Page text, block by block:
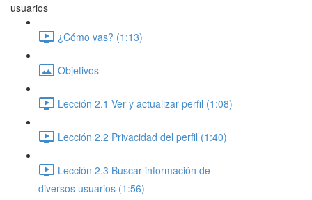
usuarios
¿Cómo vas? (1:13)
Objetivos
Lección 2.1 Ver y actualizar perfil (1:08)
Lección 2.2 Privacidad del perfil (1:40)
Lección 2.3 Buscar información de
diversos usuarios (1:56)